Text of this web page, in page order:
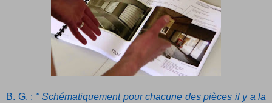
B. G. : " Schématiquement pour chacune des pièces il y a la